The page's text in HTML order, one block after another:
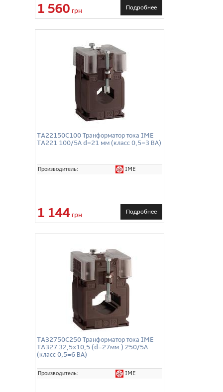
1 560 грн Подробнее
TA22150C100 Транформатор тока IME
TA221 100/5А d=21 мм (класс 0,5=3 ВА)
Производитель: IME
1 144грн Подробнее
TA32750C250 Транформатор тока IME
TA327 32,5x10,5 (d=27мм.) 250/5А
(класс 0,5=6 ВА)
Производитель: IME